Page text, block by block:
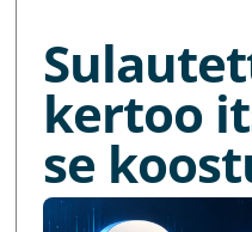
kertoo
se